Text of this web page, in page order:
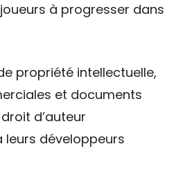
à progresser dans
propriété intellectuelle,
et documents
d’auteur
développeurs